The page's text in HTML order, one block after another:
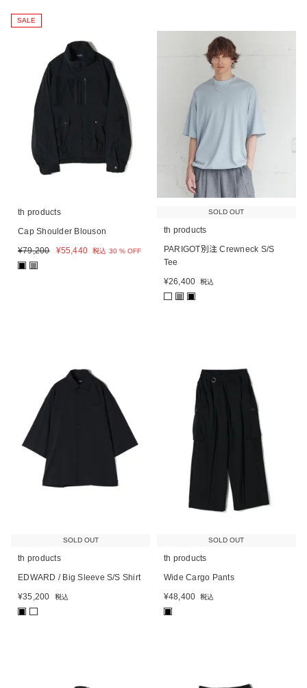
SALE
th products
Cap Shoulder Blouson
¥79,200 ¥55,440 税込 30 % OFF
SOLD OUT
th products
PARIGOT別注 Crewneck S/S
Tee
¥26,400 税込
SOLD OUT
th products
EDWARD / Big Sleeve S/S Shirt
¥35,200 税込
■
SOLD OUT
th products
Wide Cargo Pants
¥48,400 税込
■